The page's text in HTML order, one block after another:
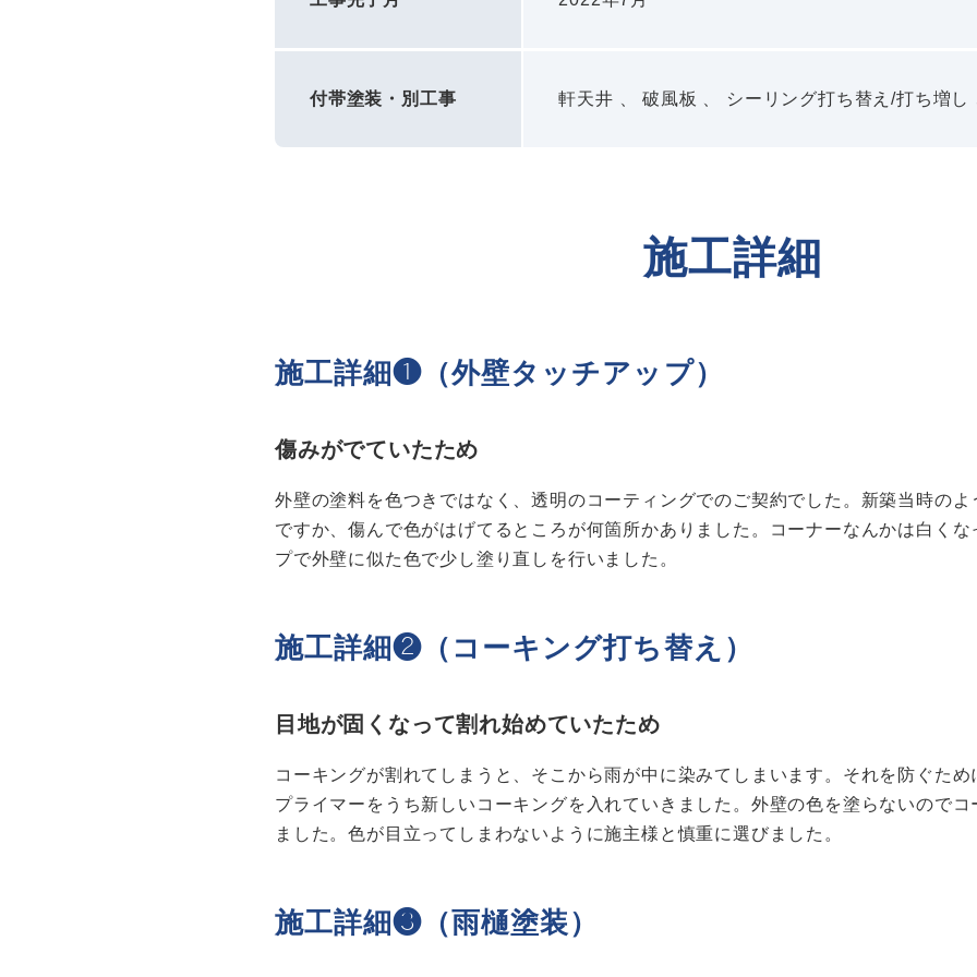
付帯塗装・別工事 軒天井 、 破風板 、 シーリング打ち替え/打ち増し
施工詳細
施工詳細❶（外壁タッチアップ）
傷みがでていたため
外壁の塗料を色つきではなく、透明のコーティングでのご契約でした。新築当時の
ですか、傷んで色がはげてるところが何箇所かありました。コーナーなんかは白く
プで外壁に似た色で少し塗り直しを行いました。
施工詳細❷（コーキング打ち替え）
目地が固くなって割れ始めていたため
コーキングが割れてしまうと、そこから雨が中に染みてしまいます。それを防ぐた
プライマーをうち新しいコーキングを入れていきました。外壁の色を塗らないので
ました。色が目立ってしまわないように施主様と慎重に選びました。
施工詳細❸（雨樋塗装）